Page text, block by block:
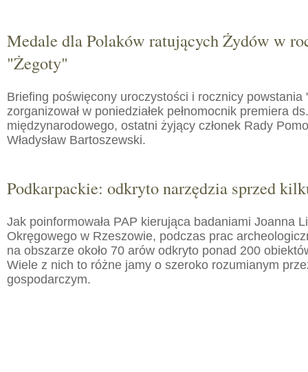
Medale dla Polaków ratujących Żydów w
"Żegoty"
Briefing poświęcony uroczystości i rocznicy powstania
zorganizował w poniedziałek pełnomocnik premiera
międzynarodowego, ostatni żyjący członek Rady
Władysław Bartoszewski.
Podkarpackie: odkryto narzędzia sprzed
Jak poinformowała PAP kierująca badaniami Joanna
Okręgowego w Rzeszowie, podczas prac
na obszarze około 70 arów odkryto ponad 200
Wiele z nich to różne jamy o szeroko rozumianym
gospodarczym.